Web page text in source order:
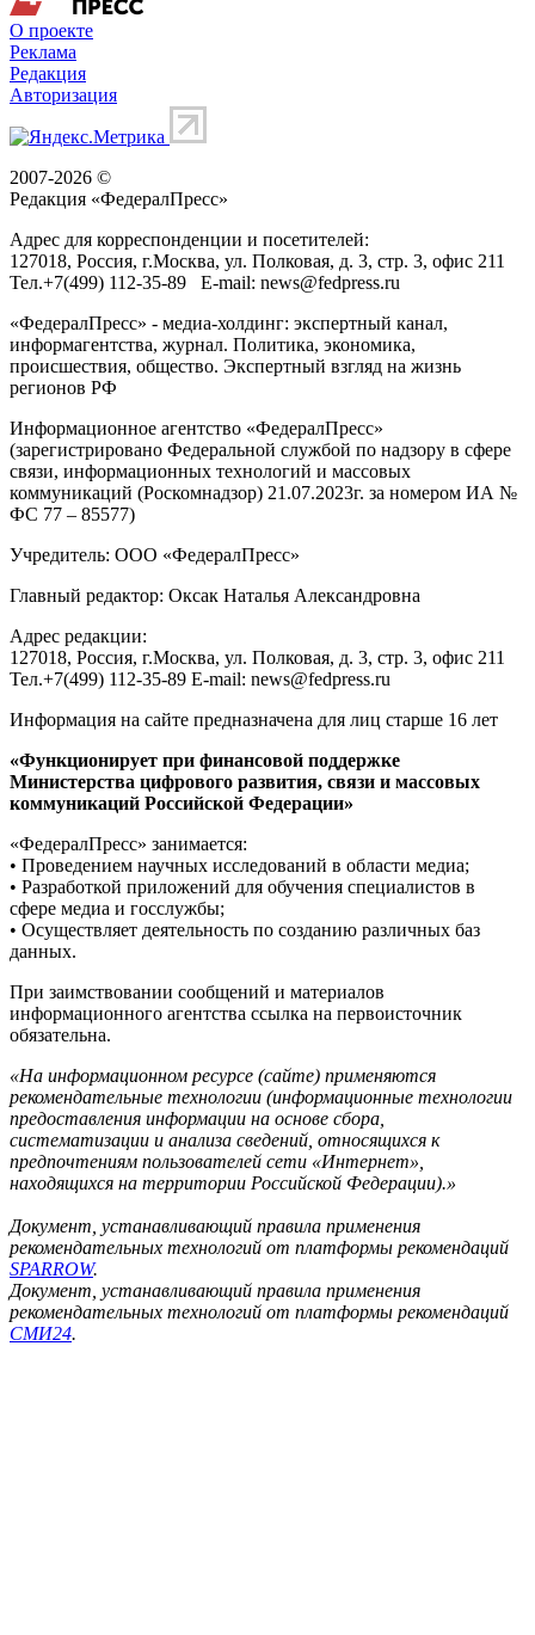
О проекте
Реклама
Редакция
Авторизация
2007-2026 ©
Редакция «ФедералПресс»
Адрес для корреспонденции и посетителей:
127018, Россия, г.Москва, ул. Полковая, д. 3, стр. 3, офис 211
Тел.+7(499) 112-35-89 E-mail: news@fedpress.ru
«ФедералПресс» - медиа-холдинг: экспертный канал,
информагентства, журнал. Политика, экономика,
происшествия, общество. Экспертный взгляд на жизнь
регионов РФ
Информационное агентство «ФедералПресс»
(зарегистрировано Федеральной службой по надзору в сфере
связи, информационных технологий и массовых
коммуникаций (Роскомнадзор) 21.07.2023г. за номером ИА №
ФС 77 – 85577)
Учредитель: ООО «ФедералПресс»
Главный редактор: Оксак Наталья Александровна
Адрес редакции:
127018, Россия, г.Москва, ул. Полковая, д. 3, стр. 3, офис 211
Тел.+7(499) 112-35-89 E-mail: news@fedpress.ru
Информация на сайте предназначена для лиц старше 16 лет
«Функционирует при финансовой поддержке
Министерства цифрового развития, связи и массовых
коммуникаций Российской Федерации»
«ФедералПресс» занимается:
• Проведением научных исследований в области медиа;
• Разработкой приложений для обучения специалистов в
сфере медиа и госслужбы;
• Осуществляет деятельность по созданию различных баз
данных.
При заимствовании сообщений и материалов
информационного агентства ссылка на первоисточник
обязательна.
«На информационном ресурсе (сайте) применяются
рекомендательные технологии (информационные технологии
предоставления информации на основе сбора,
систематизации и анализа сведений, относящихся к
предпочтениям пользователей сети «Интернет»,
находящихся на территории Российской Федерации).»
Документ, устанавливающий правила применения
рекомендательных технологий от платформы рекомендаций
SPARROW.
Документ, устанавливающий правила применения
рекомендательных технологий от платформы рекомендаций
СМИ24.